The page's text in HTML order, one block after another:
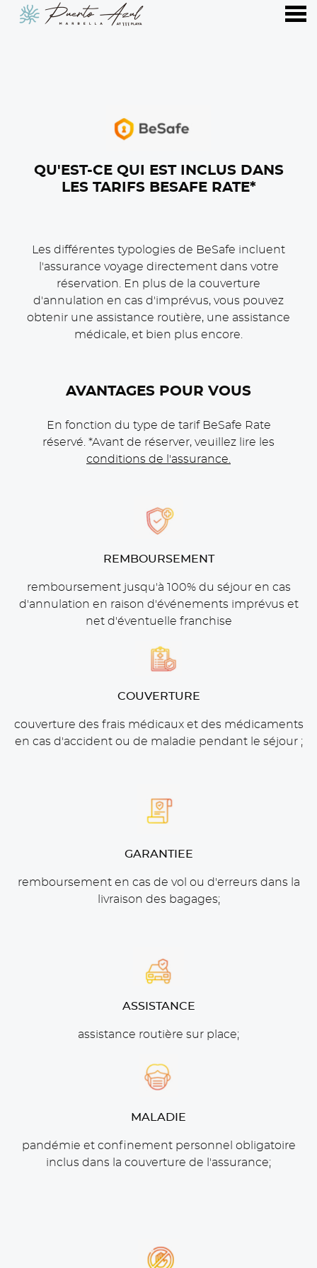
QU'EST-CE QUI EST INCLUS DANS
LES TARIFS BESAFE RATE*
Les différentes typologies de BeSafe incluent
l'assurance voyage directement dans votre
réservation. En plus de la couverture
d'annulation en cas d'imprévus, vous pouvez
obtenir une assistance routière, une assistance
médicale, et bien plus encore.
AVANTAGES POUR VOUS
En fonction du type de tarif BeSafe Rate
réservé. *Avant de réserver, veuillez lire les
conditions de l'assurance.
CONTENT BLOCKS
REMBOURSEMENT
remboursement jusqu'à 100% du séjour en cas
d'annulation en raison d'événements imprévus et
net d'éventuelle franchise
COUVERTURE
couverture des frais médicaux et des médicaments
en cas d'accident ou de maladie pendant le séjour ;
GARANTIE E
remboursement en cas de vol ou d'erreurs dans la
livraison des bagages;
ASSISTANCE
assistance routière sur place;
MALADIE
pandémie et confinement personnel obligatoire
inclus dans la couverture de l'assurance;